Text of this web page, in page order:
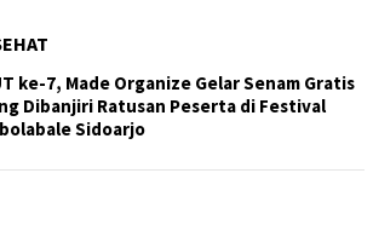
ke-7, Made Organize Gelar Senam Gratis
Dibanjiri Ratusan Peserta di Festival
Sidoarjo